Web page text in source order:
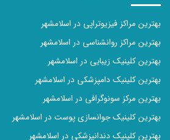
بهترین مراکز فیزیوتراپی در اسلامشهر
بهترین مراکز روانشناسی در اسلامشهر
بهترین کلینیک زیبایی در اسلامشهر
بهترین کلینیک دامپزشکی در اسلامشهر
بهترین مرکز سونوگرافی در اسلامشهر
بهترین کلینیک جوانسازی پوست در اسلامشهر
بهترین کلینیک دندانپزشکی در اسلامشهر